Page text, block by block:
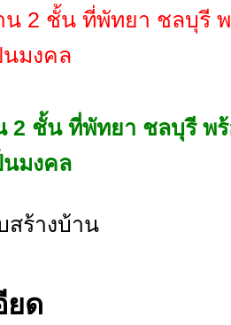
2 ชั้น ที่พัทยา ชลบุรี พ
นมงคล
สร้างบ้าน
ยด